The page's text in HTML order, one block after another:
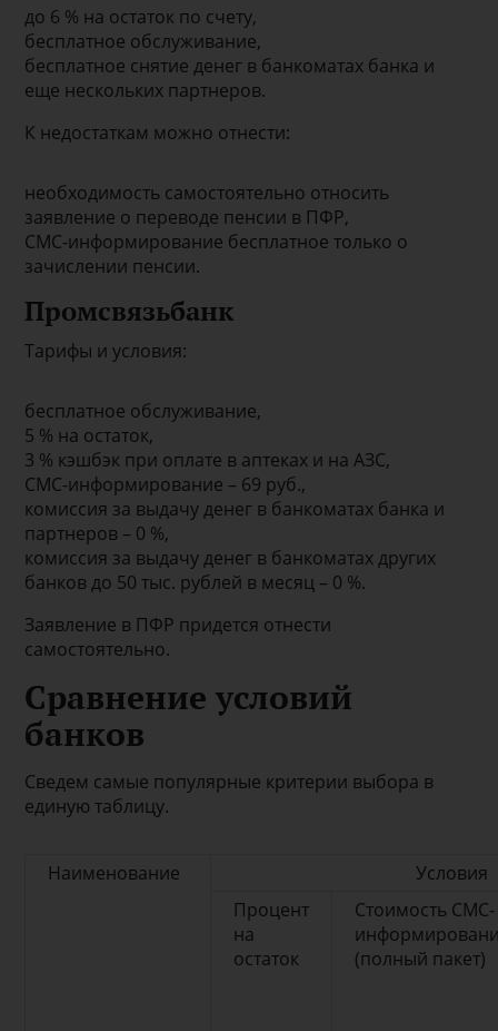
до 6 % на остаток по счету,
бесплатное обслуживание,
бесплатное снятие денег в банкоматах банка и
еще нескольких партнеров.
К недостаткам можно отнести:
необходимость самостоятельно относить
заявление о переводе пенсии в ПФР,
СМС-информирование бесплатное только о
зачислении пенсии.
Промсвязьбанк
Тарифы и условия:
бесплатное обслуживание,
5 % на остаток,
3 % кэшбэк при оплате в аптеках и на АЗС,
СМС-информирование – 69 руб.,
комиссия за выдачу денег в банкоматах банка и
партнеров – 0 %,
комиссия за выдачу денег в банкоматах других
банков до 50 тыс. рублей в месяц – 0 %.
Заявление в ПФР придется отнести
самостоятельно.
Сравнение условий
банков
Сведем самые популярные критерии выбора в
единую таблицу.
Наименование
Условия
Процент
на
остаток
Стоимость СМС-
(полный пакет)